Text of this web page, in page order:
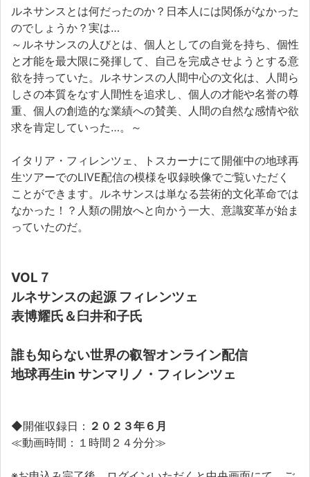
ルネサンスとは何だったのか？日本人には関係がなかった
のでしょうか？実は…
～ルネサンスの人びとは、個人としての自覚を持ち、個性
と才能を最大限に発揮して、自己を完成させようとする意
欲を持っていた。ルネサンスの人間中心の文化は、人間ら
しさの本質をなす人間性を追求し、個人の才能や名誉の尊
重、個人の創造的な業績への賛美、人間の自然な感情や欲
求を肯定していった…。～
イタリア・フィレンツェ、トスカーナにて開催中の地球再
生ツアーでのLIVE配信の模様を収録映像でご覧いただく
ことができます。ルネサンスは単なる芸術的文化革命では
なかった！？人類の開放へと向かう一大、意識変革が始ま
っていたのだ。
VOL７
ルネサンスの起源 フィレンツェ
表博耀氏＆臼井和子氏
誰も知らない世界の叡智オンライン配信
地球再生in サンマリノ・フィレンツェ
◆開催収録日： ２０２３年６月
≪動画時間：１時間２４分分≫